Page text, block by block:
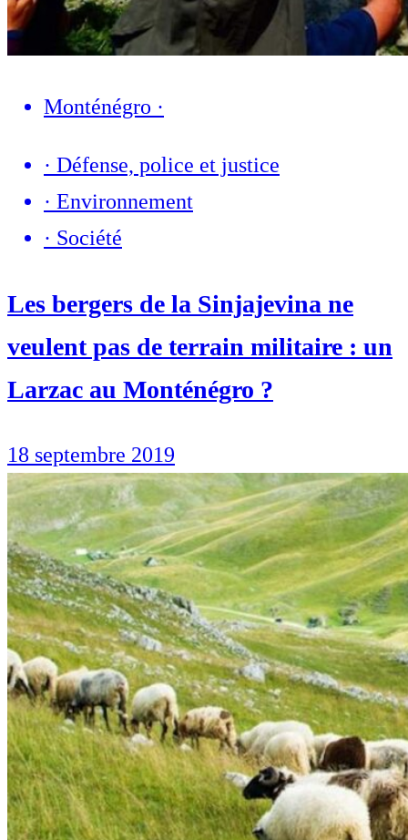
Monténégro ·
· Défense, police et justice
· Environnement
· Société
Les bergers de la Sinjajevina ne
veulent pas de terrain militaire : un
Larzac au Monténégro ?
18 septembre 2019